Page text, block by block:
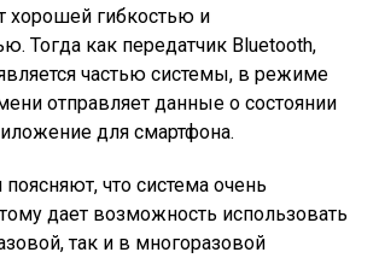
хорошей гибкостью и
Тогда как передатчик Bluetooth,
частью системы, в режиме
отправляет данные о состоянии
для смартфона.
что система очень
дает возможность использовать
так и в многоразовой